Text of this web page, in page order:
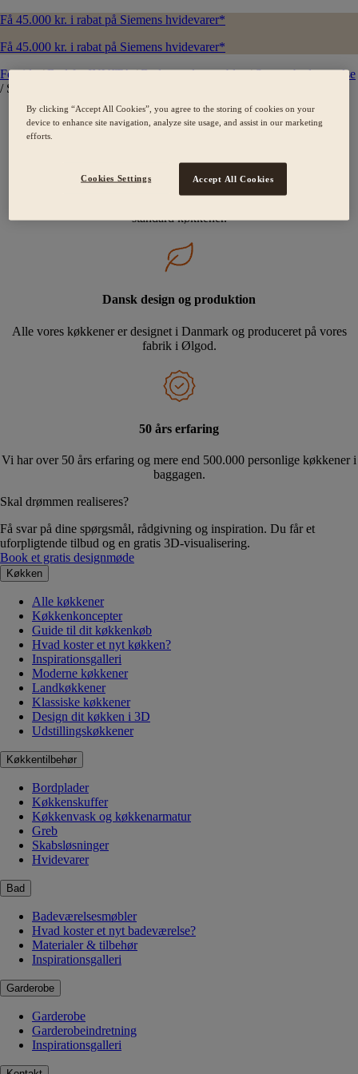
Få 45.000 kr. i rabat på Siemens hvidevarer*
Få 45.000 kr. i rabat på Siemens hvidevarer*
Forside / Bad fra INVITA / Badeværelsesmøbler / Square badeværelse
/ Salvie
Skræddersyede kvalitetskøkkener
standard køkkener.
Dansk design og produktion
Alle vores køkkener er designet i Danmark og produceret på vores
fabrik i Ølgod.
50 års erfaring
Vi har over 50 års erfaring og mere end 500.000 personlige køkkener i
baggagen.
Skal drømmen realiseres?
Få svar på dine spørgsmål, rådgivning og inspiration. Du får et
uforpligtende tilbud og en gratis 3D-visualisering.
Book et gratis designmøde
Køkken
Alle køkkener
Køkkenkoncepter
Guide til dit køkkenkøb
Hvad koster et nyt køkken?
Inspirationsgalleri
Moderne køkkener
Landkøkkener
Klassiske køkkener
Design dit køkken i 3D
Udstillingskøkkener
Køkkentilbehør
Bordplader
Køkkenskuffer
Køkkenvask og køkkenarmatur
Greb
Skabsløsninger
Hvidevarer
Bad
Badeværelsesmøbler
Hvad koster et nyt badeværelse?
Materialer & tilbehør
Inspirationsgalleri
Garderobe
Garderobe
Garderobeindretning
Inspirationsgalleri
By clicking “Accept All Cookies”, you agree to the storing of cookies on your
device to enhance site navigation, analyze site usage, and assist in our marketing
efforts.
Cookies Settings Accept All Cookies